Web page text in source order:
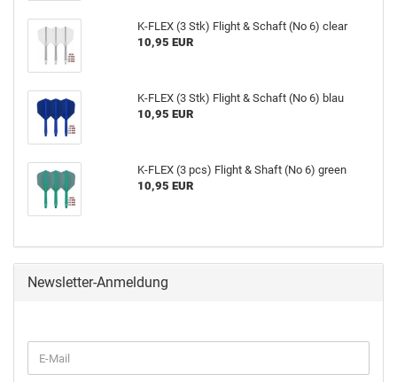
K-​FLEX (3 Stk) Flight & Schaft (No 6) clear
10,95 EUR
K-​FLEX (3 Stk) Flight & Schaft (No 6) blau
10,95 EUR
K-​FLEX (3 pcs) Flight & Shaft (No 6) green
10,95 EUR
Newsletter-Anmeldung